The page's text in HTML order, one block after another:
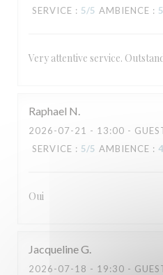
SERVICE : 5/5 AMBIENCE : 5
Very attentive service.
Raphael N
2026-07-21 - 13:00 -
SERVICE : 5/5 AMBIENCE : 4
Oui
JacquelineG
2026-07-18 - 19:30 -